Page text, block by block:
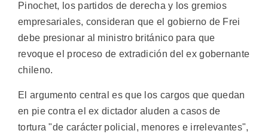
Pinochet, los partidos de derecha y los gremios
empresariales, consideran que el gobierno de Frei
debe presionar al ministro británico para que
revoque el proceso de extradición del ex gobernante
chileno.
El argumento central es que los cargos que quedan
en pie contra el ex dictador aluden a casos de
tortura "de carácter policial, menores e irrelevantes",